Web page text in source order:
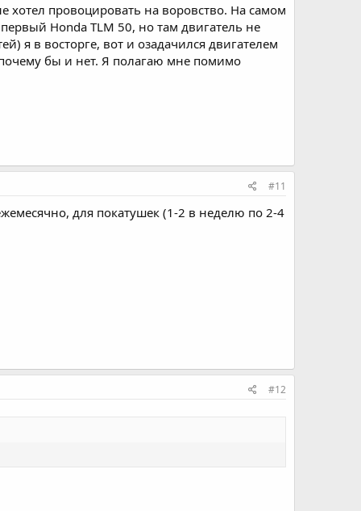
провоцировать на воровство. На самом
Honda TLM 50, но там двигатель не
я в восторге, вот и озадачился двигателем
бы и нет. Я полагаю мне помимо
#11
для покатушек (1-2 в неделю по 2-4
#12